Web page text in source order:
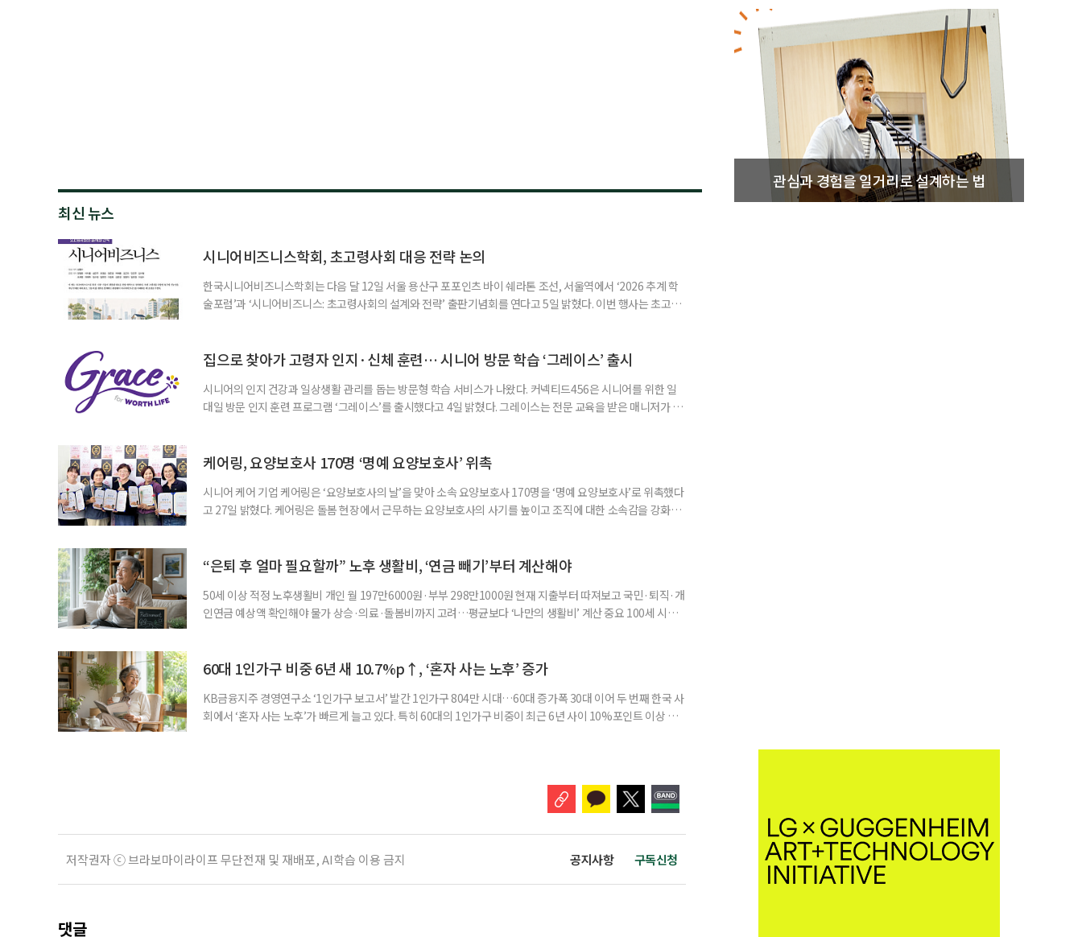
최신 뉴스
시니어비즈니스학회, 초고령사회 대응 전략 논의
한국시니어비즈니스학회는 다음 달 12일 서울 용산구 포포인츠 바이 쉐라톤 조선, 서울역에서 ‘2026 추계 학
술포럼’과 ‘시니어비즈니스: 초고령사회의 설계와 전략’ 출판기념회를 연다고 5일 밝혔다. 이번 행사는 초고령
계하다’를 주제로 기조강연을 한다. 이어 공동저자들이 돌봄과 금융, 헬스케어, 여가, 식품, 디지털 기술 등
집으로 찾아가 고령자 인지·신체 훈련… 시니어 방문 학습 ‘그레이스’ 출시
시니어의 인지 건강과 일상생활 관리를 돕는 방문형 학습 서비스가 나왔다. 커넥티드456은 시니어를 위한 일
대일 방문 인지 훈련 프로그램 ‘그레이스’를 출시했다고 4일 밝혔다. 그레이스는 전문 교육을 받은 매니저가 주
사용하는 자체 개발 워크북이 활용된다. 문제는 기억력과 주의집중력, 언어능력, 시공간 능력, 계산 능
케어링, 요양보호사 170명 ‘명예 요양보호사’ 위촉
시니어 케어 기업 케어링은 ‘요양보호사의 날’을 맞아 소속 요양보호사 170명을 ‘명예 요양보호사’로 위촉했다
고 27일 밝혔다. 케어링은 돌봄 현장에서 근무하는 요양보호사의 사기를 높이고 조직에 대한 소속감을 강화하
점에서 선정된 요양보호사들에게 위촉장과 감사 편지를 전달했다. 우수 요양보호사들이 현장에서 쌓은 돌봄
“은퇴 후 얼마 필요할까” 노후 생활비, ‘연금 빼기’부터 계산해야
50세 이상 적정 노후생활비 개인 월 197만6000원·부부 298만1000원 현재 지출부터 따져보고 국민·퇴직·개
인연금 예상액 확인해야 물가 상승·의료·돌봄비까지 고려…평균보다 ‘나만의 생활비’ 계산 중요 100세 시대
준비의 출발점이라는 조언이 나온다. 조고은 하나금융연구소 하나더넥스트연구센터 수석연구원은 은퇴
60대 1인가구 비중 6년 새 10.7%p↑, ‘혼자 사는 노후’ 증가
KB금융지주 경영연구소 ‘1인가구 보고서’ 발간 1인가구 804만 시대…60대 증가폭 30대 이어 두 번째 한국 사
회에서 ‘혼자 사는 노후’가 빠르게 늘고 있다. 특히 60대의 1인가구 비중이 최근 6년 사이 10%포인트 이상 상
저작권자 ⓒ 브라보마이라이프 무단전재 및 재배포, AI학습 이용 금지 공지사항 구독신청
댓글
관심과 경험을 일거리로 설계하는 법